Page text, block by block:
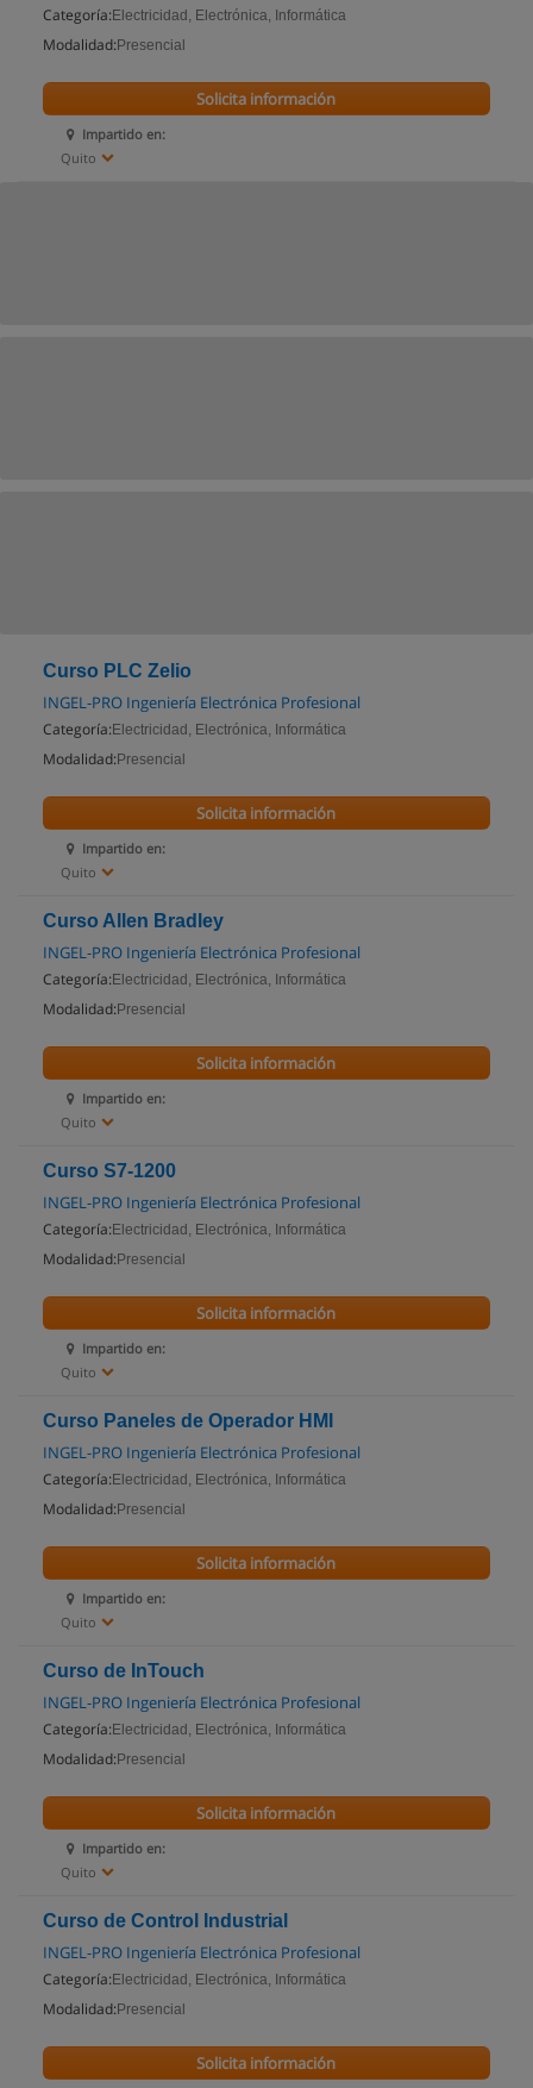
Categoría: Electricidad, Electrónica, Informática
Modalidad: Presencial
Impartido en:
Quito
Solicita información
Curso PLC Zelio
INGEL-PRO Ingeniería Electrónica Profesional
Categoría: Electricidad, Electrónica, Informática
Modalidad: Presencial
Impartido en:
Quito
Solicita información
Curso Allen Bradley
INGEL-PRO Ingeniería Electrónica Profesional
Categoría: Electricidad, Electrónica, Informática
Modalidad: Presencial
Impartido en:
Quito
Solicita información
Curso S7-1200
INGEL-PRO Ingeniería Electrónica Profesional
Categoría: Electricidad, Electrónica, Informática
Modalidad: Presencial
Impartido en:
Quito
Solicita información
Curso Paneles de Operador HMI
INGEL-PRO Ingeniería Electrónica Profesional
Categoría: Electricidad, Electrónica, Informática
Modalidad: Presencial
Impartido en:
Quito
Solicita información
Curso de InTouch
INGEL-PRO Ingeniería Electrónica Profesional
Categoría: Electricidad, Electrónica, Informática
Modalidad: Presencial
Impartido en:
Quito
Solicita información
Curso de Control Industrial
INGEL-PRO Ingeniería Electrónica Profesional
Categoría: Electricidad, Electrónica, Informática
Modalidad: Presencial
Solicita información